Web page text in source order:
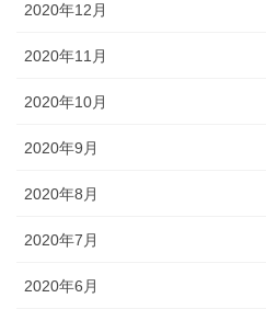
2020年12月
2020年11月
2020年10月
2020年9月
2020年8月
2020年7月
2020年6月